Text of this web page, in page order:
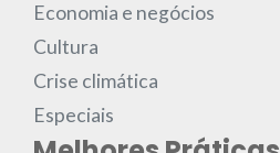
Economia e negócios
Cultura
Crise climática
Especiais